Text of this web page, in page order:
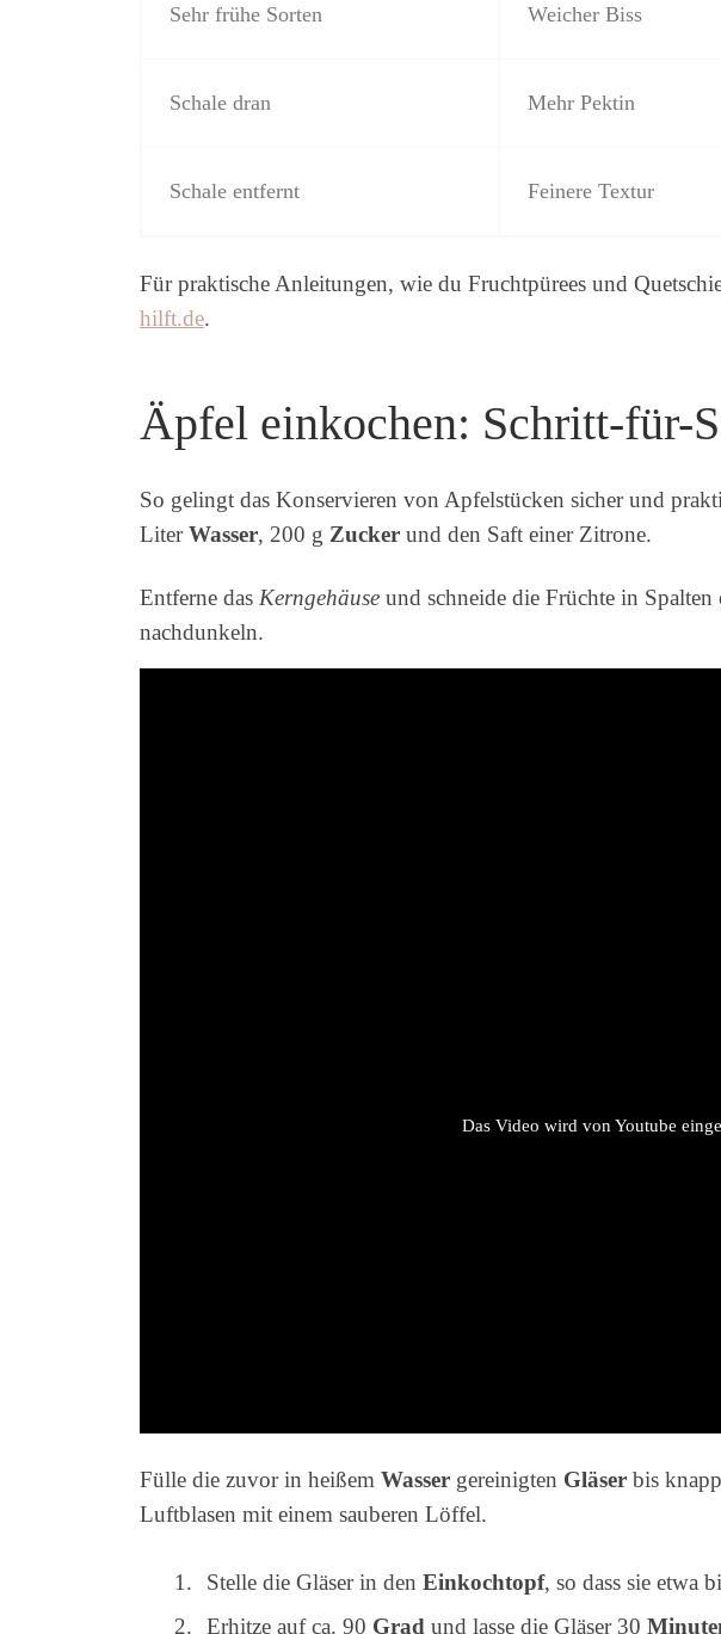
Sehr frühe Sorten Weicher Biss
Schale dran Mehr Pektin
Schale entfernt Feinere Textur
Für praktische Anleitungen, wie du Fruchtpürees und
hilft.de.
Äpfel einkochen: Schritt-für-
So gelingt das Konservieren von Apfelstücken sicher und
LiterWasser, 200 g Zucker und den Saft einer Zitrone.
Entferne das Kerngehäuse und schneide die Früchte in
nachdunkeln.
Das Video wird von Youtube
Fülle die zuvor in heißem Wasser gereinigten Gläser bis
Luftblasen mit einem sauberen Löffel.
Stelle die Gläser in den Einkochtopf, so dass sie etwa
Erhitze auf ca. 90 Grad und lasse die Gläser 30